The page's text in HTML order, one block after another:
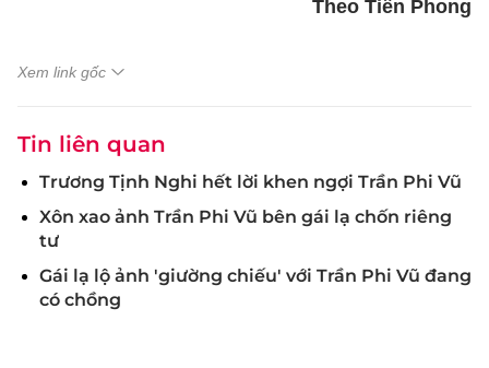
Theo Tiền Phong
Xem link gốc
Tin liên quan
Trương Tịnh Nghi hết lời khen ngợi Trần Phi Vũ
Xôn xao ảnh Trần Phi Vũ bên gái lạ chốn riêng
tư
Gái lạ lộ ảnh 'giường chiếu' với Trần Phi Vũ đang
có chồng